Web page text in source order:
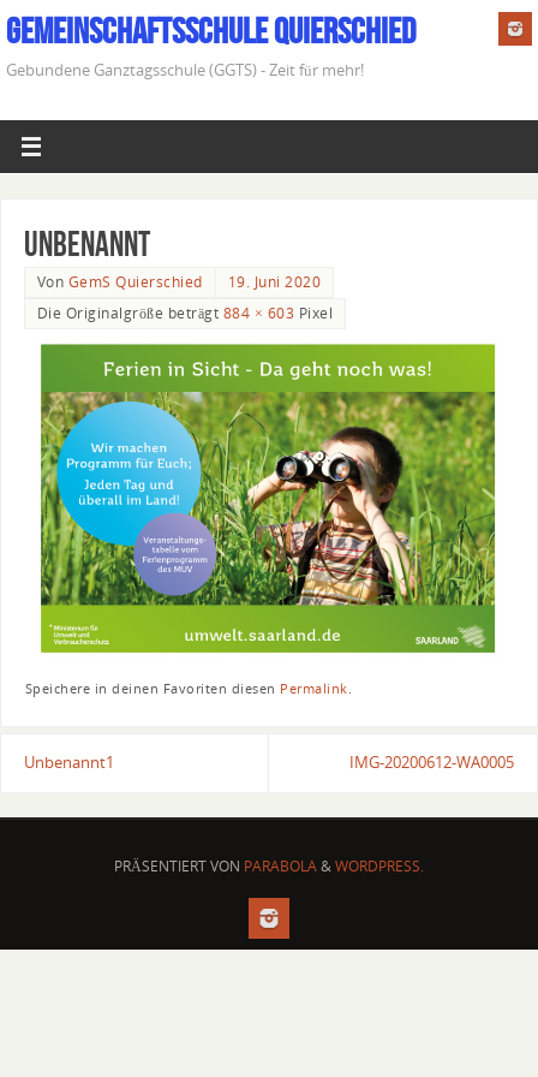
Gemeinschaftsschule Quierschied
Gebundene Ganztagsschule (GGTS) - Zeit für mehr!
Unbenannt
Von GemS Quierschied
19. Juni 2020
Die Originalgröße beträgt 884 × 603 Pixel
Speichere in deinen Favoriten diesen Permalink.
Unbenannt1 IMG-20200612-WA0005
PRÄSENTIERT VON PARABOLA&WORDPRESS.